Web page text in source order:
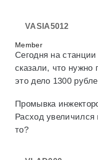
VASIA5012
Member
Сегодня на
сказали, что нужно
это дело 1300
Промывка
Расход увеличился
то?